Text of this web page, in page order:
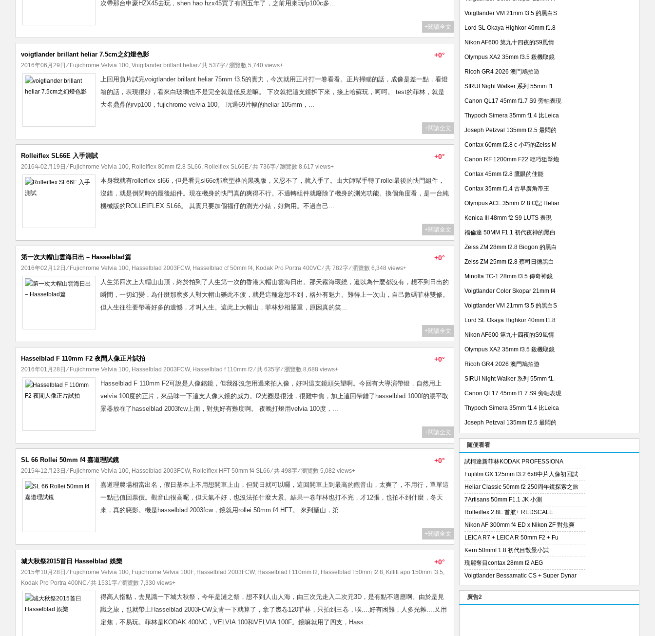
次帶那台申豪HZX45去玩，shen hao hzx45買了有四五年了，之前用來玩fp100c多...
+閱讀全文
+0°
voigtlander brillant heliar 7.5cm之幻燈色影
2016年06月29日 ⁄ Fujichrome Velvia 100, Voigtlander brillant heliar⁄ 共 537字 ⁄ 瀏覽數 5,740 views+
上回用負片試完voigtlander brillant heliar 75mm f3.5的實力，今次就用正片打一卷看看。正片掃瞄的話，成像是差一點，看燈
箱的話，表現很好，看來白玻璃也不是完全就是低反差嘛。 下次就把這支鏡拆下來，接上哈蘇玩，呵呵。 test的菲林，就是
大名鼎鼎的rvp100，fujichrome velvia 100。 玩過69片幅的heliar 105mm，...
+閱讀全文
+0°
Rolleiflex SL66E 入手測試
2016年02月19日 ⁄ Fujichrome Velvia 100, Rolleiflex 80mm f2.8 SL66, Rolleiflex SL66E⁄ 共 736字 ⁄ 瀏覽數 8,617 views+
本身我就有rolleiflex sl66，但是看見sl66e那麽型格的黑魂版，又忍不了，就入手了。由大師幫手轉了rollei最後的快門組件，
沒錯，就是倒閉時的最後組件。現在機身的快門真的爽得不行。不過轉組件就廢除了機身的測光功能。換個角度看，是一台純
機械版的ROLLEIFLEX SL66。 其實只要加個福仔的測光小錶，好夠用。不過自己...
+閱讀全文
+0°
第一次大帽山雲海日出 – Hasselblad篇
2016年02月12日 ⁄ Fujichrome Velvia 100, Hasselblad 2003FCW, Hasselblad cf 50mm f4, Kodak Pro Portra 400VC⁄ 共 782字 ⁄ 瀏覽數 6,348 views+
人生第四次上大帽山山頂，終於拍到了人生第一次的香港大帽山雲海日出。那天霧海環繞，還以為什麼都沒有，想不到日出的
瞬間，一切幻變，為什麼那麽多人對大帽山樂此不疲，就是這種意想不到，格外有魅力。難得上一次山，自己數碼菲林雙修。
但人生往往要帶著好多的遺憾，才叫人生。這此上大帽山，菲林炒相嚴重，原因真的笑...
+閱讀全文
+0°
Hasselblad F 110mm F2 夜間人像正片試拍
2016年01月28日 ⁄ Fujichrome Velvia 100, Hasselblad 2003FCW, Hasselblad f 110mm f2⁄ 共 635字 ⁄ 瀏覽數 8,688 views+
Hasselblad F 110mm F2可說是人像銘鏡，但我卻沒怎用過來拍人像，好叫這支鏡頭失望啊。今回有大導演帶燈，自然用上
velvia 100度的正片，來品味一下這支人像大鏡的威力。f2光圈是很淺，很難中焦，加上這回帶錯了hasselblad 1000f的腰平取
景器放在了hasselblad 2003fcw上面，對焦好有難度啊。 夜晚打燈用velvia 100度，...
+閱讀全文
+0°
SL 66 Rollei 50mm f4 嘉道理試鏡
2015年12月23日 ⁄ Fujichrome Velvia 100, Hasselblad 2003FCW, Rolleiflex HFT 50mm f4 SL66⁄ 共 498字 ⁄ 瀏覽數 5,082 views+
嘉道理農場相當出名，假日基本上不用想開車上山，但閒日就可以囉，這回開車上到最高的觀音山，太爽了，不用行，單單這
一點已值回票價。觀音山很高呢，但天氣不好，也沒法拍什麼大景。結果一卷菲林也打不完，才12張，也拍不到什麼，冬天
來，真的惡影。機是hasselblad 2003fcw，鏡就用rollei 50mm f4 HFT。 來到聖山，第...
+閱讀全文
+0°
城大秋祭2015首日 Hasselblad 娛樂
2015年10月28日 ⁄ Fujichrome Velvia 100, Fujichrome Velvia 100F, Hasselblad 2003FCW, Hasselblad f 110mm f2, Hasselblad f 50mm f2.8, Kilfitt apo 150mm f3.5,
Kodak Pro Portra 400NC⁄ 共 1531字 ⁄ 瀏覽數 7,330 views+
得高人指點，去見識一下城大秋祭，今年是漣之祭，想不到人山人海，由三次元走入二次元3D，是有點不適應啊。由於是見
識之旅，也就帶上Hasselblad 2003FCW文青一下就算了，拿了幾卷120菲林，只拍到三卷，唉....好有困難，人多光雜....又用
定焦，不易玩。菲林是KODAK 400NC，VELVIA 100和VELVIA 100F。鏡嘛就用了四支，Hass...
Voigtlander VM 21mm f3.5 的黑白S
Lord SL Okaya Highkor 40mm f1.8
Nikon AF600 第九十四夜的S9風情
Olympus XA2 35mm f3.5 殺機取鏡
Ricoh GR4 2026 澳門鳩拍遊
SIRUI Night Walker 系列 55mm f1.
Canon QL17 45mm f1.7 S9 旁軸表現
Thypoch Simera 35mm f1.4 比Leica
Joseph Petzval 135mm f2.5 最悶的
Contax 60mm f2.8 c 小巧的Zeiss M
Canon RF 1200mm F22 輕巧狙擊炮
Contax 45mm f2.8 鷹眼的佳能
Contax 35mm f1.4 古早廣角帝王
Olympus ACE 35mm f2.8 O記 Heliar
Konica III 48mm f2 S9 LUTS 表現
福倫達 50MM F1.1 初代夜神的黑白
Zeiss ZM 28mm f2.8 Biogon 的黑白
Zeiss ZM 25mm f2.8 蔡司日德黑白
Minolta TC-1 28mm f3.5 傳奇神鏡
Voigtlander Color Skopar 21mm f4
Voigtlander VM 21mm f3.5 的黑白S
Lord SL Okaya Highkor 40mm f1.8
Nikon AF600 第九十四夜的S9風情
Olympus XA2 35mm f3.5 殺機取鏡
Ricoh GR4 2026 澳門鳩拍遊
SIRUI Night Walker 系列 55mm f1.
Canon QL17 45mm f1.7 S9 旁軸表現
Thypoch Simera 35mm f1.4 比Leica
Joseph Petzval 135mm f2.5 最悶的
随便看看
試柯達新菲林KODAK PROFESSIONA
Fujifilm GX 125mm f3.2 6x8中片人像初回試
Heliar Classic 50mm f2 250周年鏡探索之旅
7Artisans 50mm F1.1 JK 小測
Rolleiflex 2.8E 首航+ REDSCALE
Nikon AF 300mm f4 ED x Nikon ZF 對焦爽
LEICA R7 + LEICA R 50mm F2 + Fu
Kern 50mmf 1.8 初代目散景小試
瑰麗奪目contax 28mm f2 AEG
Voigtlander Bessamatic CS + Super Dynar
廣告2